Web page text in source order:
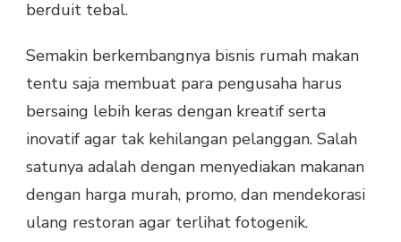
berduit tebal.
Semakin berkembangnya bisnis rumah makan
tentu saja membuat para pengusaha harus
bersaing lebih keras dengan kreatif serta
inovatif agar tak kehilangan pelanggan. Salah
satunya adalah dengan menyediakan makanan
dengan harga murah, promo, dan mendekorasi
ulang restoran agar terlihat fotogenik.